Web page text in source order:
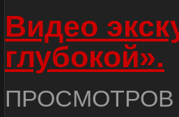
Видео
глубокой».
ПРОСМОТРОВ